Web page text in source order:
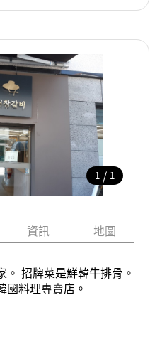
1 / 1
資訊 地圖
招牌菜是鮮韓牛排骨。
國料理專賣店。